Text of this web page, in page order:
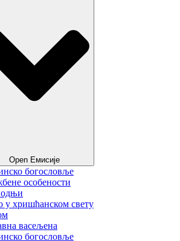
Open Емисије
богословље
особености
у хришћанском свету
васељена
богословље